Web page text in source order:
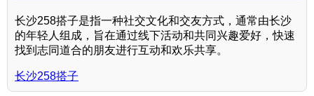
长沙258搭子是指一种社交文化和交友方式，通常由长沙
的年轻人组成，旨在通过线下活动和共同兴趣爱好，快速
找到志同道合的朋友进行互动和欢乐共享。
长沙258搭子